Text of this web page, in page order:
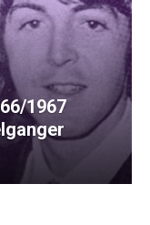
1967